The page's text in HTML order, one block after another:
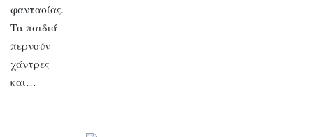
φαντασίας.
Τα παιδιά
περνούν
χάντρες
και…